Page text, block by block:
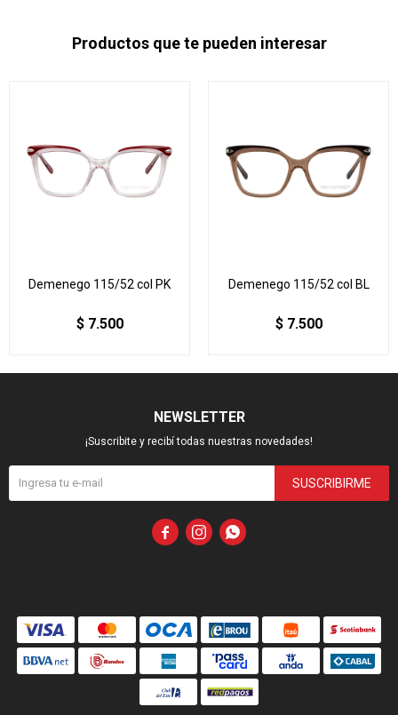
Productos que te pueden interesar
Demenego 115/52 col PK
$ 7.500
Demenego 115/52 col BL
$ 7.500
NEWSLETTER
¡Suscribite y recibí todas nuestras novedades!
SUSCRIBIRME
  